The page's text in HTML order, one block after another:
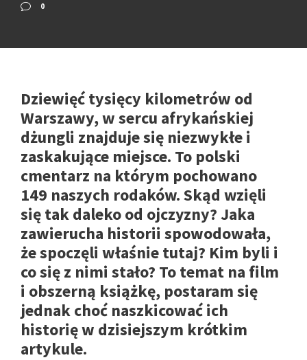
0
Dziewięć tysięcy kilometrów od
Warszawy, w sercu afrykańskiej
dżungli znajduje się niezwykłe i
zaskakujące miejsce. To polski
cmentarz na którym pochowano
149 naszych rodaków. Skąd wzięli
się tak daleko od ojczyzny? Jaka
zawierucha historii spowodowała,
że spoczęli właśnie tutaj? Kim byli i
co się z nimi stało? To temat na film
i obszerną książkę, postaram się
jednak choć naszkicować ich
historię w dzisiejszym krótkim
artykule.